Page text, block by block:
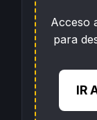
Acceso
para
IR